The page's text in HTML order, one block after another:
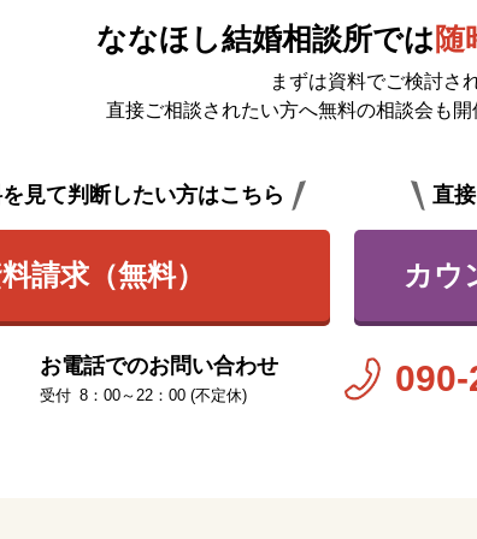
ななほし結婚相談所では 随
まずは資料でご検討さ
直接ご相談されたい方へ無料の相談会も
見て判断したい方はこちら
請求（無料）
直
カウ
お電話でのお問い合わせ
8：00～22：00 (不定休)